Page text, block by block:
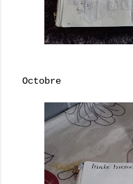
Octobre